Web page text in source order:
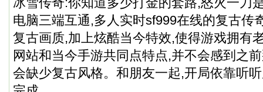
电脑三端互通,多人实时sf999在线的复古传
复古画质,加上炫酷当今特效,使得游戏拥有
网站和当今手游共同点特点,并不会感到之
会缺少复古风格。和朋友一起,开局依靠听